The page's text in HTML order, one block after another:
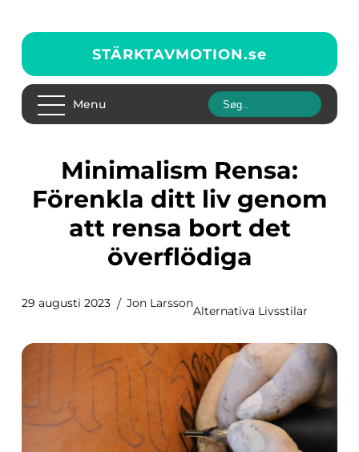
STÄRKTAVMOTION.se
Menu
Minimalism Rensa:
Förenkla ditt liv genom
att rensa bort det
överflödiga
29 augusti 2023 Jon Larsson
Alternativa Livsstilar